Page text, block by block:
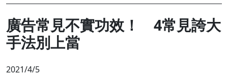
廣告常見不實功效！ 4常見誇大
手法別上當
2021/4/5